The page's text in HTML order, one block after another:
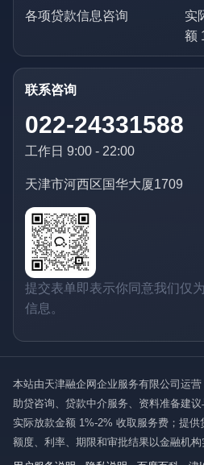
各项贷款信息咨询
实
额
联系咨询
022-24331588
工作日 9:00 - 22:00
天津市河西区国华大厦1709
提交表单即表示你同意我们仅
信息。
本站由天津融企网企业服务有限公司运营
助贷咨询、贷款中介服务、资料准备建
实际放款金额 1%-2% 收取服务费；提供
额度、利率、期限和审批结果以金融机构